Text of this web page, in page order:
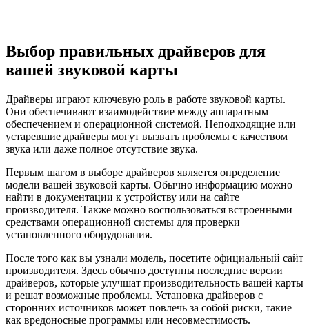
Выбор правильных драйверов для
вашей звуковой карты
Драйверы играют ключевую роль в работе звуковой карты.
Они обеспечивают взаимодействие между аппаратным
обеспечением и операционной системой. Неподходящие или
устаревшие драйверы могут вызвать проблемы с качеством
звука или даже полное отсутствие звука.
Первым шагом в выборе драйверов является определение
модели вашей звуковой карты. Обычно информацию можно
найти в документации к устройству или на сайте
производителя. Также можно воспользоваться встроенными
средствами операционной системы для проверки
установленного оборудования.
После того как вы узнали модель, посетите официальный сайт
производителя. Здесь обычно доступны последние версии
драйверов, которые улучшат производительность вашей карты
и решат возможные проблемы. Установка драйверов с
сторонних источников может повлечь за собой риски, такие
как вредоносные программы или несовместимость.